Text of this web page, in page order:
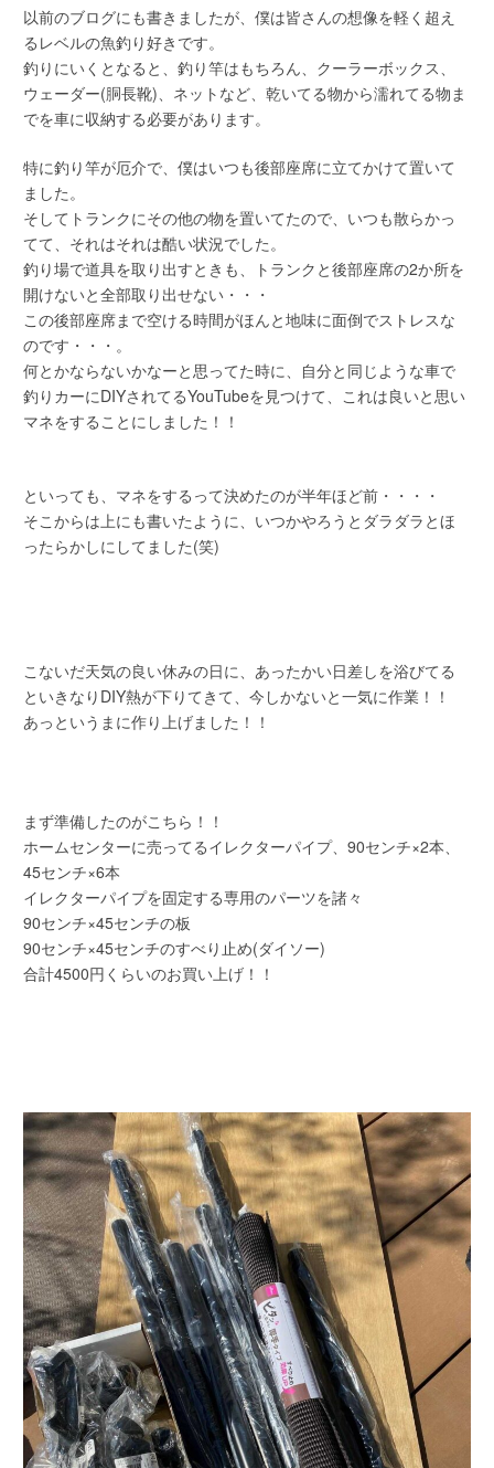
以前のブログにも書きましたが、僕は皆さんの想像を軽く超え
るレベルの魚釣り好きです。
釣りにいくとなると、釣り竿はもちろん、クーラーボックス、
ウェーダー(胴長靴)、ネットなど、乾いてる物から濡れてる物ま
でを車に収納する必要があります。
特に釣り竿が厄介で、僕はいつも後部座席に立てかけて置いて
ました。
そしてトランクにその他の物を置いてたので、いつも散らかっ
てて、それはそれは酷い状況でした。
釣り場で道具を取り出すときも、トランクと後部座席の2か所を
開けないと全部取り出せない・・・
この後部座席まで空ける時間がほんと地味に面倒でストレスな
のです・・・。
何とかならないかなーと思ってた時に、自分と同じような車で
釣りカーにDIYされてるYouTubeを見つけて、これは良いと思い
マネをすることにしました！！
といっても、マネをするって決めたのが半年ほど前・・・・
そこからは上にも書いたように、いつかやろうとダラダラとほ
ったらかしにしてました(笑)
こないだ天気の良い休みの日に、あったかい日差しを浴びてる
といきなりDIY熱が下りてきて、今しかないと一気に作業！！
あっというまに作り上げました！！
まず準備したのがこちら！！
ホームセンターに売ってるイレクターパイプ、90センチ×2本、
45センチ×6本
イレクターパイプを固定する専用のパーツを諸々
90センチ×45センチの板
90センチ×45センチのすべり止め(ダイソー)
合計4500円くらいのお買い上げ！！